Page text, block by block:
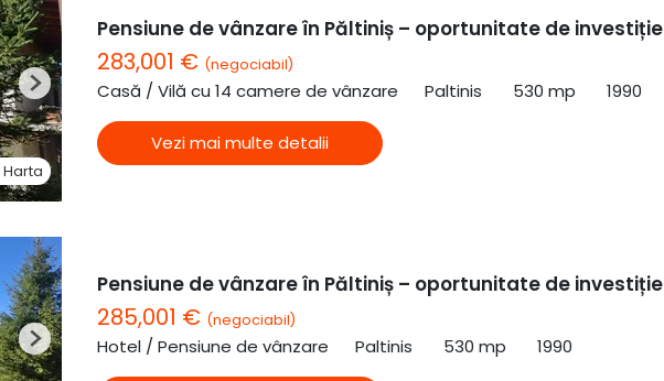
Harta
Next
Pensiune de vânzare în Păltiniș – oportunitate de investiție
283,001 € (negociabil)
Casă / Vilă cu 14 camere de vânzare Paltinis 530 mp 1990
Vezi mai multe detalii
Next
Pensiune de vânzare în Păltiniș – oportunitate de investiție
285,001 € (negociabil)
Hotel / Pensiune de vânzare Paltinis 530 mp 1990